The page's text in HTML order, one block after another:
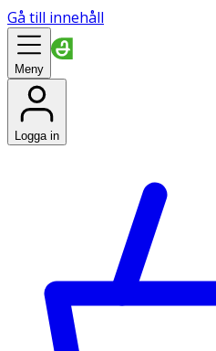
Gå till innehåll
Meny
Logga in